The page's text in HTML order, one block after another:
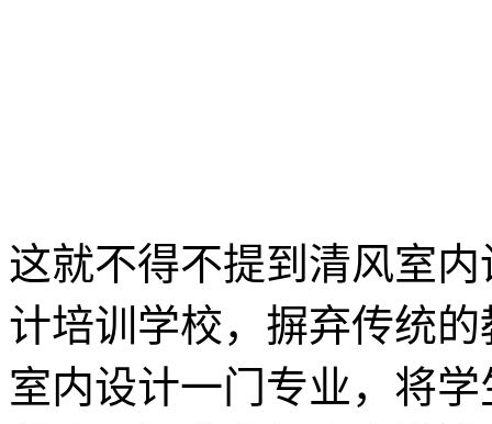
这就不得不提到清风室
计培训学校，摒弃传统
室内设计一门专业，将